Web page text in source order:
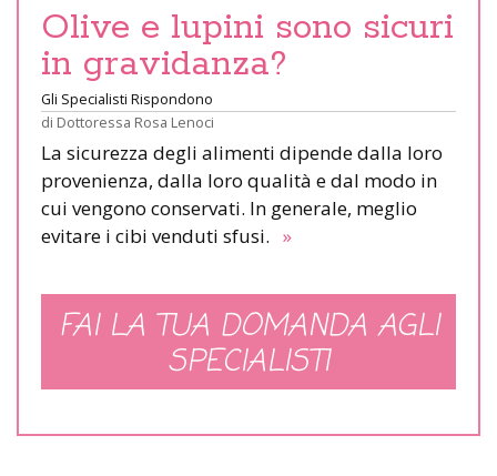
Olive e lupini sono sicuri
in gravidanza?
Gli Specialisti Rispondono
di Dottoressa Rosa Lenoci
La sicurezza degli alimenti dipende dalla loro
provenienza, dalla loro qualità e dal modo in
cui vengono conservati. In generale, meglio
evitare i cibi venduti sfusi. »
FAI LA TUA DOMANDA AGLI
SPECIALISTI